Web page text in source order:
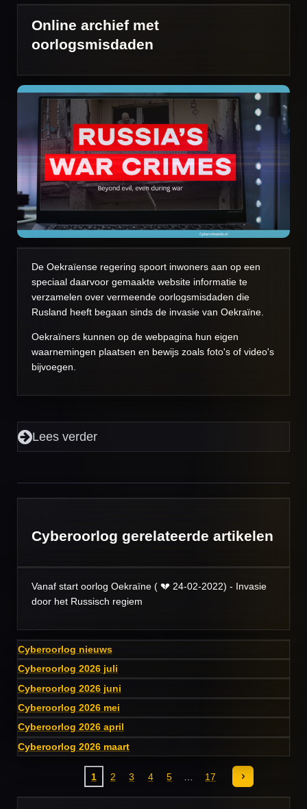
Online archief met
oorlogsmisdaden
De Oekraïense regering spoort inwoners aan op een
speciaal daarvoor gemaakte website informatie te
verzamelen over vermeende oorlogsmisdaden die
Rusland heeft begaan sinds de invasie van Oekraïne.
Oekraïners kunnen op de webpagina hun eigen
waarnemingen plaatsen en bewijs zoals foto's of video's
bijvoegen.
Lees verder
Cyberoorlog gerelateerde artikelen
Vanaf start oorlog Oekraïne ( 💔 24-02-2022) - Invasie
door het Russisch regiem
Cyberoorlog nieuws
Cyberoorlog 2026 juli
Cyberoorlog 2026 juni
Cyberoorlog 2026 mei
Cyberoorlog 2026 april
Cyberoorlog 2026 maart
1 2 3 4 5 17